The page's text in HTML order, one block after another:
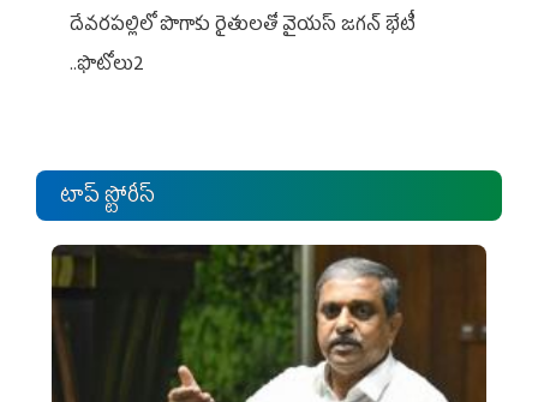
దేవరపల్లిలో పొగాకు రైతులతో వైయస్ జగన్ భేటీ
..ఫొటోలు2
టాప్ స్టోరీస్